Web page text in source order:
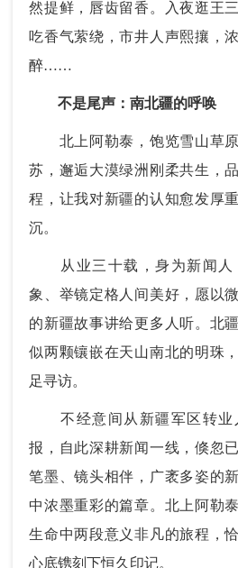
然提鲜，唇齿留香。入夜逛王
吃香气萦绕，市井人声熙攘，
醉……
不是尾声：南北疆的呼唤
北上阿勒泰，饱览雪山草原
苏，邂逅大漠绿洲刚柔共生，
程，让我对新疆的认知愈发厚
沉。
从业三十载，身为新闻人
象、举镜定格人间美好，愿以
的新疆故事讲给更多人听。北
似两颗镶嵌在天山南北的明珠
足寻访。
不经意间从新疆军区转业
报，自此深耕新闻一线，倏忽
笔墨、镜头相伴，广袤多姿的
中浓墨重彩的篇章。北上阿勒
生命中两段意义非凡的旅程，
心底镌刻下恒久印记。